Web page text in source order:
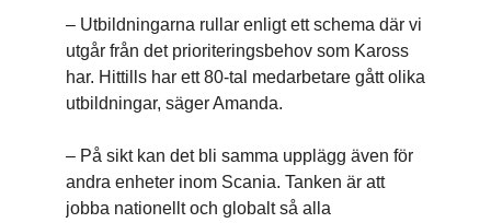
– Utbildningarna rullar enligt ett schema där vi
utgår från det prioriteringsbehov som Kaross
har. Hittills har ett 80-tal medarbetare gått olika
utbildningar, säger Amanda.
– På sikt kan det bli samma upplägg även för
andra enheter inom Scania. Tanken är att
jobba nationellt och globalt så alla